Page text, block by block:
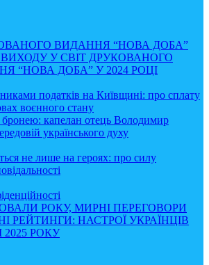
ВИДАННЯ “НОВА ДОБА”
ВИХОДУ У СВІТ ДРУКОВАНОГО
“НОВА ДОБА” У 2024 РОЦІ
податків на Київщині: про сплату
воєнного стану
бронею: капелан отець Володимир
українського духу
не лише на героях: про силу
РОКУ, МИРНІ ПЕРЕГОВОРИ
РЕЙТИНГИ: НАСТРОЇ УКРАЇНЦІВ
РОКУ